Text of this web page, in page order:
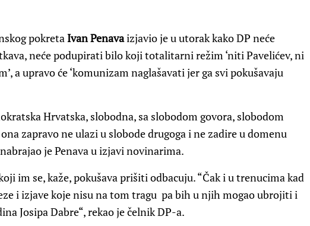
pokretaIvan Penavaizjavio je u utorak kako DP neće
neće podupirati bilo koji totalitarni režim ‘niti Pavelićev, ni
a upravo će ‘komunizam naglašavati jer ga svi pokušavaju
Hrvatska, slobodna, sa slobodom govora, slobodom
zapravo ne ulazi u slobode drugoga i ne zadire u domenu
je Penava u izjavi novinarima.
im se, kaže, pokušava prišiti odbacuju. “Čak i u trenucima kad
i izjave koje nisu na tom tragu pa bih u njih mogao ubrojiti i
Josipa Dabre“, rekao je čelnik DP-a.